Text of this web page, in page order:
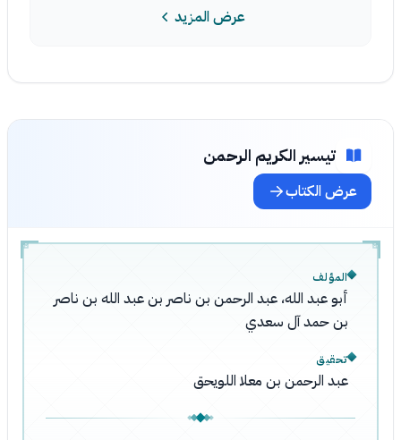
عرض المزيد
تيسير الكريم الرحمن
عرض الكتاب
المؤلف
أبو عبد الله، عبد الرحمن بن ناصر بن عبد الله بن ناصر
بن حمد آل سعدي
تحقيق
عبد الرحمن بن معلا اللويحق